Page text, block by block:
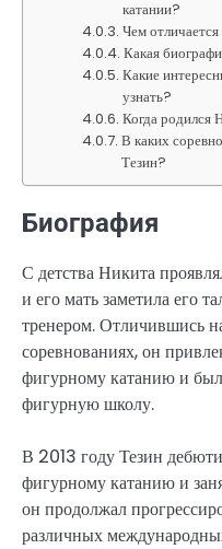
катании?
Чем
Какая
Какие
узнать?
Когда родился
В каких
Тезин?
Биография
С детства Никита
и его мать заметила его
тренером. Отличившись
соревнованиях, он
фигурному катанию и
фигурную школу.
В 2013 году Тезин
фигурному катанию и
он продолжал
различных